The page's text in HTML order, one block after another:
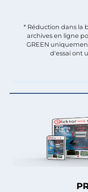
* Réduction dans la
archives en ligne
GREEN
d'essai ont